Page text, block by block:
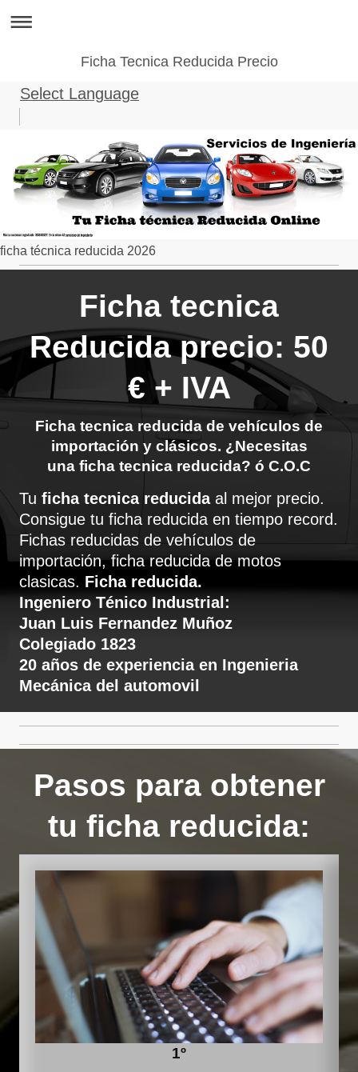
Ficha Tecnica Reducida Precio
Select Language
ficha técnica reducida 2026
Ficha tecnica
Reducida precio: 50
€ + IVA
Ficha tecnica reducida de vehículos de
importación y clásicos. ¿Necesitas
una ficha tecnica reducida? ó C.O.C
Tu ficha tecnica reducidaal mejor precio.
Consigue tu ficha reducida en tiempo record.
Fichas reducidas de vehículos de
importación, ficha reducida de motos
clasicas. Ficha reducida.
Ingeniero Ténico Industrial:
Juan Luis Fernandez Muñoz
Colegiado 1823
20 años de experiencia en Ingenieria
Mecánica del automovil
Pasos para obtener
tu ficha reducida:
1º